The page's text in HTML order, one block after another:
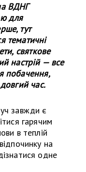
ВДНГ
для
тут
тематичні
святкове
настрій — все
побачення,
час.
завжди є
гарячим
в теплій
на
одне